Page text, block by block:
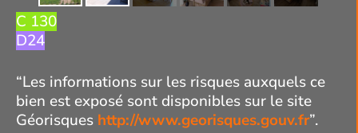
C 130
D24
“Les informations sur les risques auxquels ce
bien est exposé sont disponibles sur le site
Géorisques http://www.georisques.gouv.fr”.